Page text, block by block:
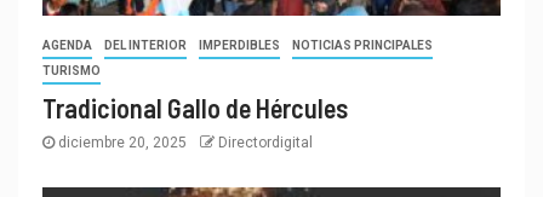
AGENDA DEL INTERIOR IMPERDIBLES
NOTICIAS PRINCIPALES
TURISMO
Tradicional Gallo de Hércules
diciembre 20, 2025 Directordigital